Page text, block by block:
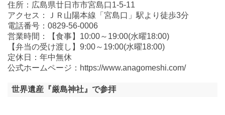
住所：広島県廿日市市宮島口1-5-11
アクセス：ＪＲ山陽本線「宮島口」駅より徒歩3分
電話番号：0829-56-0006
営業時間：【食事】10:00～19:00(水曜18:00)
【弁当の受け渡し】9:00～19:00(水曜18:00)
定休日：年中無休
公式ホームページ：https://www.anagomeshi.com/
世界遺産『厳島神社』で参拝